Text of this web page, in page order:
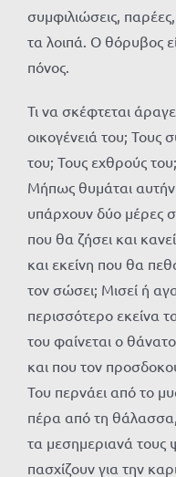
συμφιλιώσεις,
τα λοιπά. Ο θόρυβος
πόνος.
Τι να σκέφτεται
οικογένειά του; Τους
του; Τους εχθρούς
Μήπως θυμάται αυτήν
υπάρχουν δύο μέρες
που θα ζήσει και
και εκείνη που θα
τον σώσει; Μισεί ή
περισσότερο εκείνα
του φαίνεται ο
και που τον
Του περνάει από το
πέρα από τη θάλασσα,
τα μεσημεριανά τους
πασχίζουν για την